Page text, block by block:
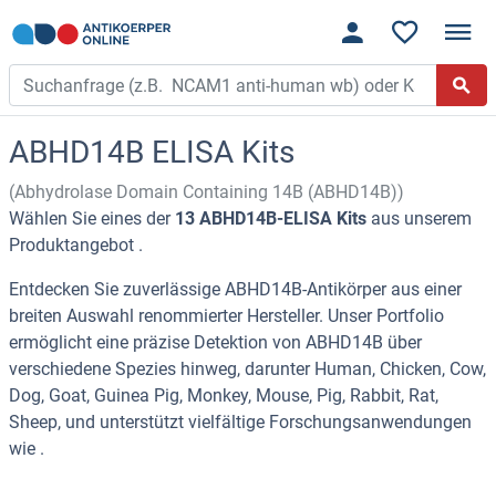
ABHD14B ELISA Kits
(Abhydrolase Domain Containing 14B (ABHD14B))
Wählen Sie eines der 13 ABHD14B-ELISA Kits aus unserem
Produktangebot .
Entdecken Sie zuverlässige ABHD14B-Antikörper aus einer
breiten Auswahl renommierter Hersteller. Unser Portfolio
ermöglicht eine präzise Detektion von ABHD14B über
verschiedene Spezies hinweg, darunter Human, Chicken, Cow,
Dog, Goat, Guinea Pig, Monkey, Mouse, Pig, Rabbit, Rat,
Sheep, und unterstützt vielfältige Forschungsanwendungen
wie .